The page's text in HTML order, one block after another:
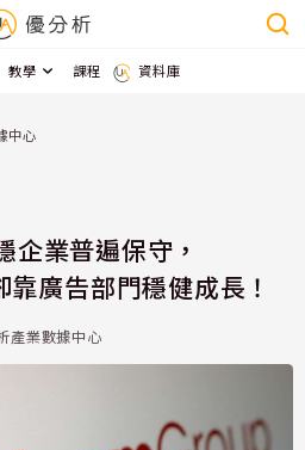
教學 課程 資料庫
中心
企業普遍保守，
廣告部門穩健成長！
產業數據中心